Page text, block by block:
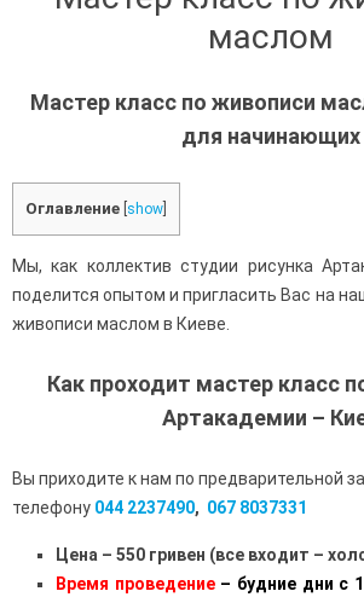
маслом
Мастер класс по живописи
для начинающих
Оглавление show
Мы, как коллектив студии рисунка
поделится опытом и пригласить Вас на
живописи маслом в Киеве.
Как проходит мастер класс
Артакадемии –
Вы приходите к нам по предварительной
телефону 044 2237490, 067 8037331
Цена – 550 гривен (все входит –
Время проведение – будние дни с